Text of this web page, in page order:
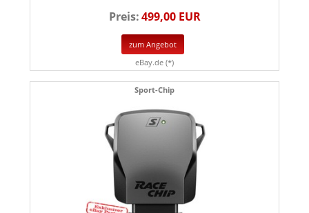
Preis:499,00 EUR
zum Angebot
eBay.de (*)
Sport-Chip